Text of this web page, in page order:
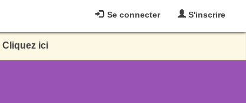
Se connecter S'inscrire
Cliquez ici